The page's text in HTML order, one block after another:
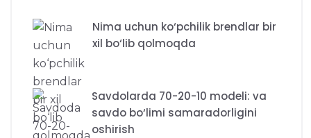
Nima uchun ko‘pchilik brendlar bir
xil bo‘lib qolmoqda
Savdolarda 70-20-10 modeli: va
savdo bo‘limi samaradorligini
oshirish